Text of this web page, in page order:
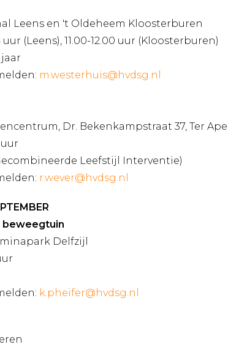
Leens en 't Oldeheem Kloosterburen
uur (Leens), 11.00-12.00 uur (Kloosterburen)
jaar
m.westerhuis@hvdsg.nl
Dr. Bekenkampstraat 37, Ter Apel
uur
Leefstijl Interventie)
r.wever@hvdsg.nl
beweegtuin
Delfzijl
k.pheifer@hvdsg.nl